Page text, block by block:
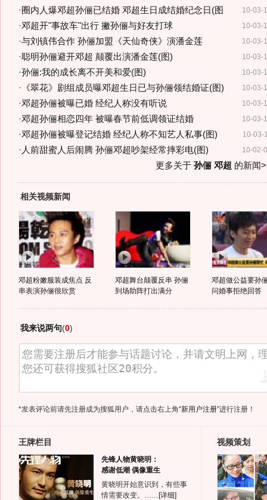
10-03-
·圈内人爆邓超孙俪已结婚 邓超生日成结婚纪念日(图
10-03-
·邓超开"事故车"出行 撇孙俪与好友打球
10-03-
·与刘镇伟合作 孙俪加盟《天仙奇侠》演潘金莲
10-03-
·聪明孙俪避开邓超 颠覆出演潘金莲(图)
10-03-
·孙俪:我的成长离不开美和爱(图)
10-03-
· 《翠花》剧组成员曝邓超生日已与孙俪领结婚证(图)
10-03-
·邓超孙俪被曝已婚 经纪人称没有听说
10-03-
·邓超孙俪相恋四年 被曝春节前低调领证结婚
10-03-
·邓超孙俪被曝登记结婚 经纪人称不知艺人私事(图)
10-02-
· 人前甜蜜人后闹腾 孙俪邓超吵架经常摔彩电(图)
更多关于 孙俪 邓超 的新闻
相关视频新闻
邓超粉嫩服装成焦点 反
串表演孙俪很欣赏
邓超舞台颠覆反串 孙俪
到场助阵打出满分
邓超做公益要孙
问婚事拒绝回答
我来说两句(0)
*发表评论前请先注册成为搜狐用户，请点击右上角“新用户注册”进行注册！
王牌栏目
先锋人物黄晓明：
感谢低潮 偶像重生
黄晓明开始意识到，有些事
情需要改变。…… [详细]
视频策划